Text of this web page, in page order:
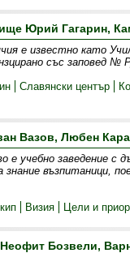
Юрий Гагарин,
е известно като
със заповед №
Славянски център
Вазов, Любен
учебно заведение с
възпитаници,
Визия Цели и
Бозвели,